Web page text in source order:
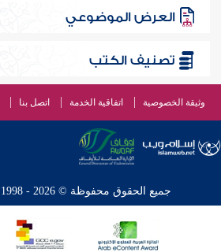
العرض الموضوعي
تصنيف الكتب
وثيقة الخصوصية اتفاقية الخدمة اتصل بنا
جميع الحقوق محفوظة © 2026 - 1998 لشبكة إسلام ويب